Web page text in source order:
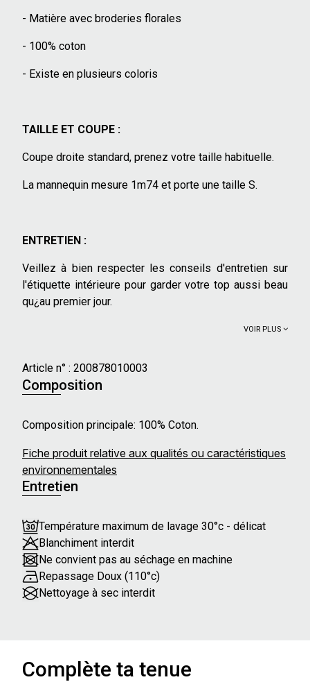
- Matière avec broderies florales
- 100% coton
- Existe en plusieurs coloris
TAILLE ET COUPE :
Coupe droite standard, prenez votre taille habituelle.
La mannequin mesure 1m74 et porte une taille S.
ENTRETIEN :
Veillez à bien respecter les conseils d'entretien sur
l'étiquette intérieure pour garder votre top aussi beau
qu¿au premier jour.
VOIR PLUS
Article n° : 200878010003
Composition
Composition principale: 100% Coton.
Fiche produit relative aux qualités ou caractéristiques
environnementales
Entretien
Température maximum de lavage 30°c - délicat
Blanchiment interdit
Ne convient pas au séchage en machine
Repassage Doux (110°c)
Nettoyage à sec interdit
Complète ta tenue